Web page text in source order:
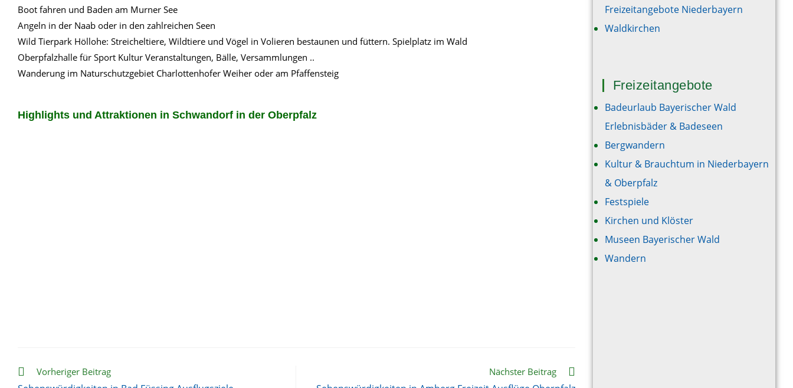
Boot fahren und Baden am Murner See
Angeln in der Naab oder in den zahlreichen Seen
Wild Tierpark Höllohe: Streicheltiere, Wildtiere und Vögel in Volieren bestaunen und füttern. Spielplatz im Wald
Oberpfalzhalle für Sport Kultur Veranstaltungen, Bälle, Versammlungen ..
Wanderung im Naturschutzgebiet Charlottenhofer Weiher oder am Pfaffensteig
Highlights und Attraktionen in Schwandorf in der Oberpfalz
WeitereVorheriger Beitrag Nächster Beitrag
Freizeitangebote Niederbayern
Waldkirchen
Freizeitangebote
Badeurlaub Bayerischer Wald
Erlebnisbäder & Badeseen
Bergwandern
Kultur & Brauchtum in Niederbayern
& Oberpfalz
Festspiele
Kirchen und Klöster
Museen Bayerischer Wald
Wandern